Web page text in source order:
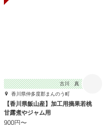
古川 真
香川県仲多度郡まんのう町
【香川県飯山産】加工用摘果若桃
甘露煮やジャム用
900円〜